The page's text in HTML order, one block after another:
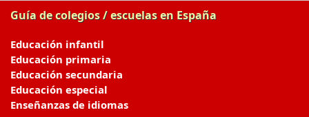
Guía de colegios / escuelas en España
Educación infantil
Educación primaria
Educación secundaria
Educación especial
Enseñanzas de idiomas